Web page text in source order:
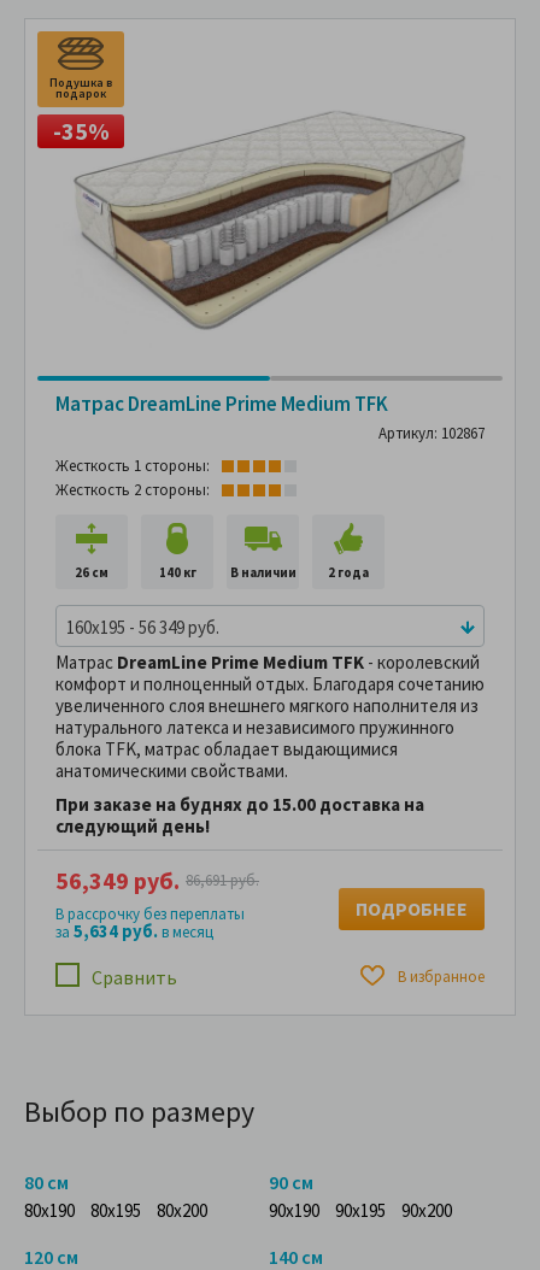
Подушка в
подарок
-35%
Матрас DreamLine Prime Medium TFK
Артикул: 102867
Жесткость 1 стороны:
Жесткость 2 стороны:
26 см 140 кг В наличии 2 года
160x195 - 56 349 руб.
Матрас DreamLine Prime Medium TFK - королевский
комфорт и полноценный отдых. Благодаря сочетанию
увеличенного слоя внешнего мягкого наполнителя из
натурального латекса и независимого пружинного
блока TFK, матрас обладает выдающимися
анатомическими свойствами.
При заказе на буднях до 15.00 доставка на
следующий день!
Сравнить В избранное
56,349 руб. 86,691 руб.
В рассрочку без переплаты
за 5,634 руб.в месяц
ПОДРОБНЕЕ
Выбор по размеру
80 см
80x190 80x195 80x200
90 см
90x190 90x195 90x200
120 см 140 см